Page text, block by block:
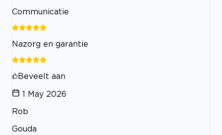
Communicatie
Nazorg en garantie
Beveelt aan
1 May 2026
Rob
Gouda